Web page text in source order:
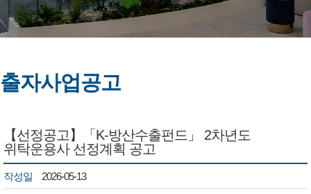
출자사업공고
【선정공고】「K-방산수출펀드」 2차년도
위탁운용사 선정계획 공고
작성일 2026-05-13